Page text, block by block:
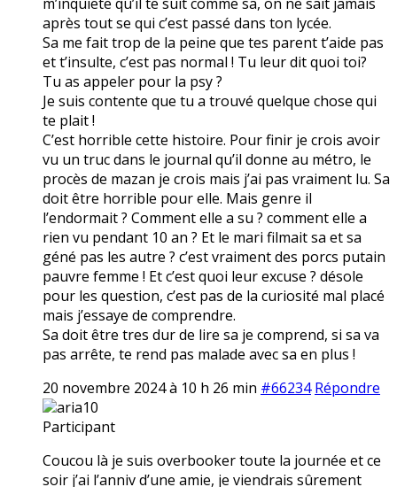
après tout se qui c’est passé dans ton lycée.
Sa me fait trop de la peine que tes parent t’aide pas
et t’insulte, c’est pas normal ! Tu leur dit quoi toi?
Tu as appeler pour la psy ?
Je suis contente que tu a trouvé quelque chose qui
te plait !
C’est horrible cette histoire. Pour finir je crois avoir
vu un truc dans le journal qu’il donne au métro, le
procès de mazan je crois mais j’ai pas vraiment lu. Sa
doit être horrible pour elle. Mais genre il
l’endormait ? Comment elle a su ? comment elle a
rien vu pendant 10 an ? Et le mari filmait sa et sa
géné pas les autre ? c’est vraiment des porcs putain
pauvre femme ! Et c’est quoi leur excuse ? désole
pour les question, c’est pas de la curiosité mal placé
mais j’essaye de comprendre.
Sa doit être tres dur de lire sa je comprend, si sa va
pas arrête, te rend pas malade avec sa en plus !
20 novembre 2024 à 10 h 26 min #66234 Répondre
aria10
Participant
Coucou là je suis overbooker toute la journée et ce
soir j’ai l’anniv d’une amie, je viendrais sûrement